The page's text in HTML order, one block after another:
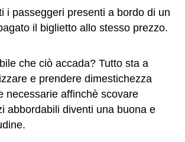
i passeggeri presenti a bordo di un
il biglietto allo stesso prezzo.
che ciò accada? Tutto sta a
e prendere dimestichezza
necessarie affinchè scovare
abbordabili diventi una buona e